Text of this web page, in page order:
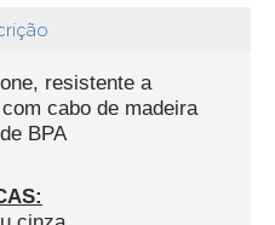
resistente a
cabo de madeira
BPA